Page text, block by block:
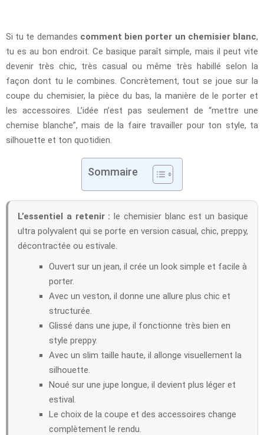
Si tu te demandes comment bien porter un chemisier blanc,
tu es au bon endroit. Ce basique paraît simple, mais il peut vite
devenir très chic, très casual ou même très habillé selon la
façon dont tu le combines. Concrètement, tout se joue sur la
coupe du chemisier, la pièce du bas, la manière de le porter et
les accessoires. L’idée n’est pas seulement de “mettre une
chemise blanche”, mais de la faire travailler pour ton style, ta
silhouette et ton quotidien.
Sommaire
L’essentiel a retenir : le chemisier blanc est un basique
ultra polyvalent qui se porte en version casual, chic, preppy,
décontractée ou estivale.
Ouvert sur un jean, il crée un look simple et facile à
porter.
Avec un veston, il donne une allure plus chic et
structurée.
Glissé dans une jupe, il fonctionne très bien en
style preppy.
Avec un slim taille haute, il allonge visuellement la
silhouette.
Noué sur une jupe longue, il devient plus léger et
estival.
Le choix de la coupe et des accessoires change
complètement le rendu.